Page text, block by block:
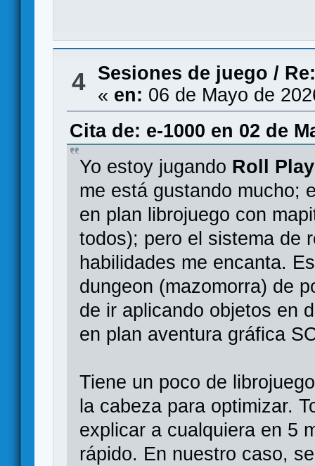
4 Sesiones de juego /
« en: 06 de Mayo de
Cita de: e-1000 en 02 de
Yo estoy jugando Roll
me está gustando mucho;
en plan librojuego con
todos); pero el sistema de
habilidades me encanta.
dungeon (mazomorra) de
de ir aplicando objetos en
en plan aventura gráfica
Tiene un poco de
la cabeza para optimizar.
explicar a cualquiera en 5
rápido. En nuestro caso,